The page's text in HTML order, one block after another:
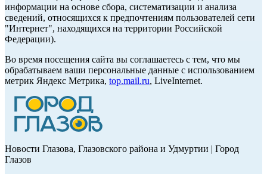
информации на основе сбора, систематизации и анализа
сведений, относящихся к предпочтениям пользователей сети
"Интернет", находящихся на территории Российской
Федерации).
Во время посещения сайта вы соглашаетесь с тем, что мы
обрабатываем ваши персональные данные с использованием
метрик Яндекс Метрика, top.mail.ru, LiveInternet.
Новости Глазова, Глазовского района и Удмуртии | Город
Глазов